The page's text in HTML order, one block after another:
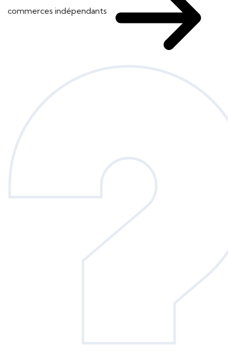
commerces indépendants